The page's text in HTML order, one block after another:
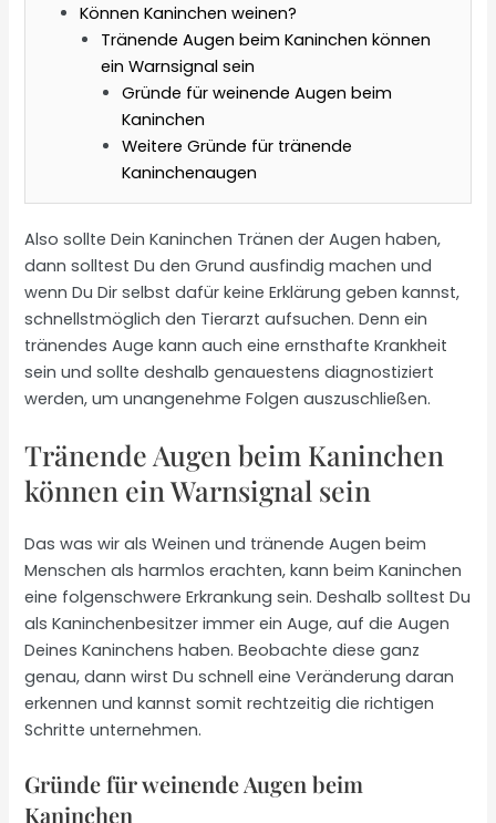
Können Kaninchen weinen?
Tränende Augen beim Kaninchen können
ein Warnsignal sein
Gründe für weinende Augen beim
Kaninchen
Weitere Gründe für tränende
Kaninchenaugen
Also sollte Dein Kaninchen Tränen der Augen haben,
dann solltest Du den Grund ausfindig machen und
wenn Du Dir selbst dafür keine Erklärung geben kannst,
schnellstmöglich den Tierarzt aufsuchen. Denn ein
tränendes Auge kann auch eine ernsthafte Krankheit
sein und sollte deshalb genauestens diagnostiziert
werden, um unangenehme Folgen auszuschließen.
Tränende Augen beim Kaninchen
können ein Warnsignal sein
Das was wir als Weinen und tränende Augen beim
Menschen als harmlos erachten, kann beim Kaninchen
eine folgenschwere Erkrankung sein. Deshalb solltest Du
als Kaninchenbesitzer immer ein Auge, auf die Augen
Deines Kaninchens haben. Beobachte diese ganz
genau, dann wirst Du schnell eine Veränderung daran
erkennen und kannst somit rechtzeitig die richtigen
Schritte unternehmen.
Gründe für weinende Augen beim
Kaninchen